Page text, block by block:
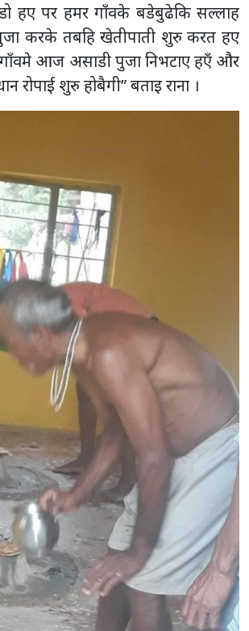
हए पर हमर गाँवके बडेबुढेकि सल्लाह
करके तबहि खेतीपाती शुरु करत हए
आज असाडी पुजा निभटाए हएँ और
रोपाई शुरु होबैगी” बताइ राना ।